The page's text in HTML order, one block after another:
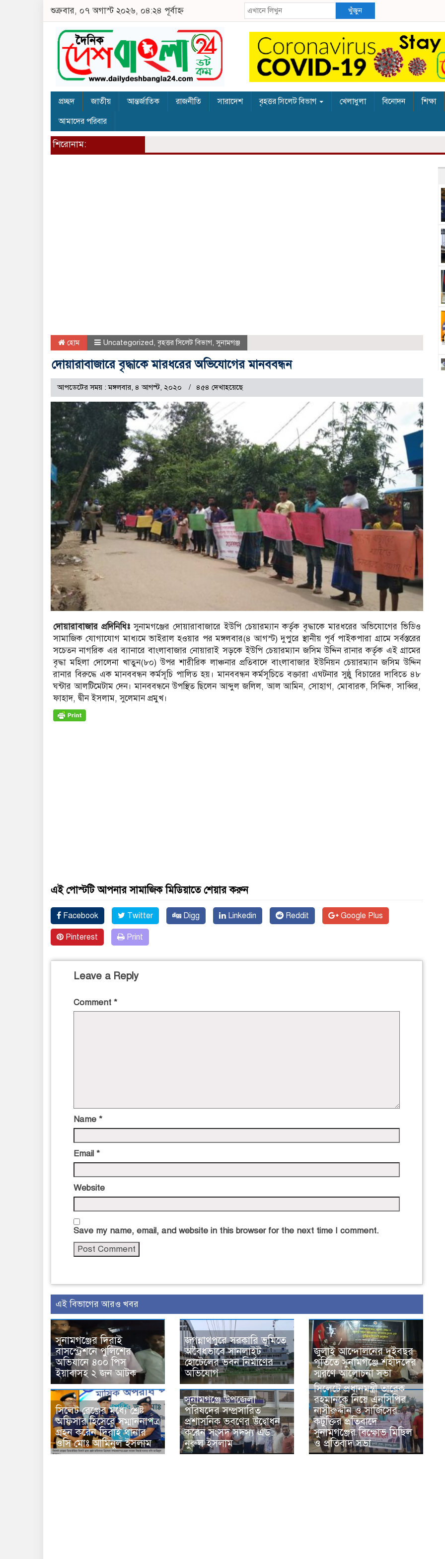
শুক্রবার, ০৭ অগাস্ট ২০২৬, ০৪:২৪ পূর্বাহ্ন খুঁজুন
প্রচ্ছদ জাতীয় আন্তর্জাতিক রাজনীতি সারাদেশ বৃহত্তর সিলেট বিভাগ খেলাধুলা বিনোদন শিক্ষা
আমাদের পরিবার
শিরোনাম:
হোম Uncategorized,বৃহত্তর সিলেট বিভাগ,সুনামগঞ্জ
দোয়ারাবাজারে বৃদ্ধাকে মারধরের অভিযোগের মানববন্ধন
আপডেটের সময় : মঙ্গলবার, ৪ আগস্ট, ২০২০ ৪৫৪ দেখাহয়েছে
দোয়ারাবাজার প্রদিনিধিঃ সুনামগঞ্জের দোয়ারাবাজারে ইউপি চেয়ারম্যান কর্তৃক বৃদ্ধাকে মারধরের অভিযোগের ভিডিও
সামাজিক যোগাযোগ মাধ্যমে ভাইরাল হওয়ার পর মঙ্গলবার(৪ আগস্ট) দুপুরে স্থানীয় পূর্ব পাইকপারা গ্রামে সর্বস্তরের
সচেতন নাগরিক এর ব্যানারে বাংলাবাজার নোয়ারাই সড়কে ইউপি চেয়ারম্যান জসিম উদ্দিন রানার কর্তৃক এই গ্রামের
বৃদ্ধা মহিলা দোলেনা খাতুন(৮০) উপর শারীরিক লাঞ্চনার প্রতিবাদে বাংলাবাজার ইউনিয়ন চেয়ারম্যান জসিম উদ্দিন
রানার বিরুদ্ধে এক মানববন্ধন কর্মসূচি পালিত হয়। মানববন্ধন কর্মসূচিতে বক্তারা এঘটনার সুষ্ঠু বিচারের দাবিতে ৪৮
ঘন্টার আলটিমেটাম দেন। মানববন্ধনে উপস্থিত ছিলেন আব্দুল জলিল, আল আমিন, সোহাগ, মোবারক, সিদ্দিক, সাব্বির,
ফাহাদ, দ্বীন ইসলাম, সুলেমান প্রমুখ।
এই পোস্টটি আপনার সামাজিক মিডিয়াতে শেয়ার করুন
Facebook Twitter Digg Linkedin Reddit Google Plus
Pinterest Print
Leave a Reply
Comment *
Name *
Email *
Website
Save my name, email, and website in this browser for the next time I comment.
এই বিভাগের আরও খবর
সুনামগঞ্জের দিরাই
বাসস্ট্রেশনে পুলিশের
অভিযানে ৪০০ পিস
ইয়াবাসহ ২ জন আটক
জগন্নাথপুরে সরকারি ভূমিতে
অবৈধভাবে সানলাইট
হোটেলের ভবন নির্মাণের
অভিযোগ
জুলাই আন্দোলনের দুইবছর
পূর্তিতে সুনামগঞ্জে শহীদদের
স্মরণে আলোচনা সভা
সিলেট রেঞ্জের মধ্যে শ্রেষ্ট
অফিসার হিসেবে সম্মাননাপত্র
গ্রহন করেন দিরাই থানার
ওসি মোঃ আমিনুল ইসলাম
সুনামগঞ্জে উপজেলা
পরিষদের সম্প্রসারিত
প্রশাসনিক ভবণের উদ্বোধন
করেন সংসদ সদস্য এড.
নুরুল ইসলাম
সিলেটে প্রধানমন্ত্রী তারেক
রহমানকে নিয়ে এনসিপির
নাসীরুদ্দীন ও সার্জিসের
কটুক্তির প্রতিবাদে
সুনামগঞ্জের বিক্ষোভ মিছিল
ও প্রতিবাদ সভা